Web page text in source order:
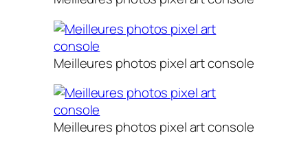
Meilleures photos pixel art console
Meilleures photos pixel art console